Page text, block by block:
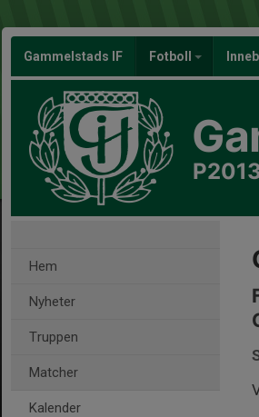
Gammelstads IF Fotboll
Hem
Nyheter
Truppen
Matcher
Kalender